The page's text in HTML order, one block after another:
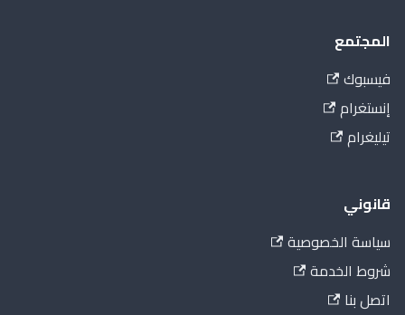
المجتمع
فيسبوك
إنستغرام
تيليغرام
قانوني
سياسة الخصوصية
شروط الخدمة
اتصل بنا